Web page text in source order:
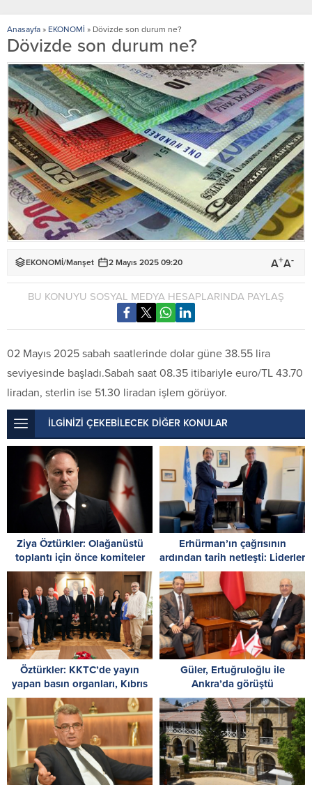
Anasayfa » EKONOMİ » Dövizde son durum ne?
Dövizde son durum ne?
EKONOMİ/Manşet 2 Mayıs 2025 09:20 A+A-
BU KONUYU SOSYAL MEDYA HESAPLARINDA PAYLAŞ
02 Mayıs 2025 sabah saatlerinde dolar güne 38.55 lira
seviyesinde başladı.Sabah saat 08.35 itibariyle euro/TL 43.70
liradan, sterlin ise 51.30 liradan işlem görüyor.
İLGİNİZİ ÇEKEBİLECEK DİĞER KONULAR
Ziya Öztürkler: Olağanüstü
toplantı için önce komiteler
gerekli kararları üretmelidir
Erhürman’ın çağrısının
ardından tarih netleşti: Liderler
26 Ağustos’ta buluşuyor
Öztürkler: KKTC’de yayın
yapan basın organları, Kıbrıs
Türk halkının sesidir
Güler, Ertuğruloğlu ile
Ankra’da görüştü